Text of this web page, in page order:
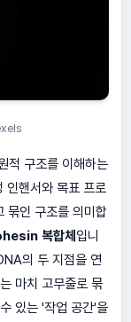
구조를 이해하는
인핸서와 목표 프로
묶인 구조를 의미합
복합체 입니
의 두 지점을 연
마치 고무줄로 묶
있는 '작업 공간'을